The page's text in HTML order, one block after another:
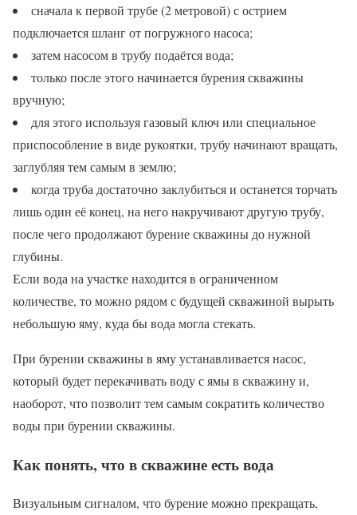
сначала к первой трубе (2 метровой) с острием
подключается шланг от погружного насоса;
затем насосом в трубу подаётся вода;
только после этого начинается бурения скважины
вручную;
для этого используя газовый ключ или специальное
приспособление в виде рукоятки, трубу начинают вращать,
заглубляя тем самым в землю;
когда труба достаточно заклубиться и останется торчать
лишь один её конец, на него накручивают другую трубу,
после чего продолжают бурение скважины до нужной
глубины.
Если вода на участке находится в ограниченном
количестве, то можно рядом с будущей скважиной вырыть
небольшую яму, куда бы вода могла стекать.
При бурении скважины в яму устанавливается насос,
который будет перекачивать воду с ямы в скважину и,
наоборот, что позволит тем самым сократить количество
воды при бурении скважины.
Как понять, что в скважине есть вода
Визуальным сигналом, что бурение можно прекращать,